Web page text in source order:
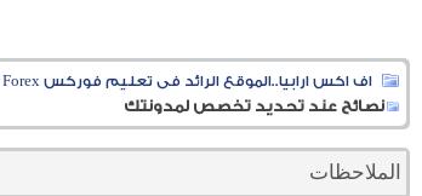
اف اكس ارابيا..الموقع الرائد فى تعليم فوركس Forex
نصائح عند تحديد تخصص لمدونتك
الملاحظات